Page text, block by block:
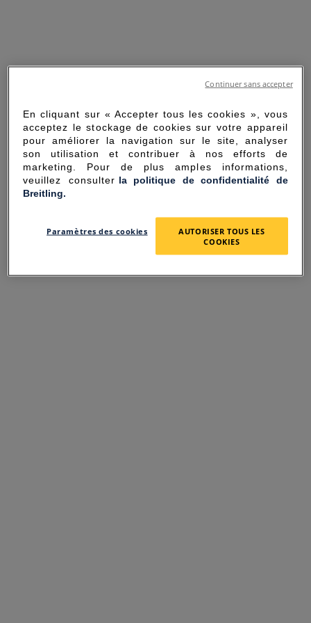
SORRY FOR THE
INCONVENIENCE
UNEXPECTED ERROR OCCURRED.
En cliquant sur « Accepter tous les cookies », vous
acceptez le stockage de cookies sur votre appareil
pour améliorer la navigation sur le site, analyser
son utilisation et contribuer à nos efforts de
marketing. Pour de plus amples informations,
veuillez consulter la politique de confidentialité de
Breitling.
Paramètres des cookies
AUTORISER TOUS LES
COOKIES
Continuer sans accepter